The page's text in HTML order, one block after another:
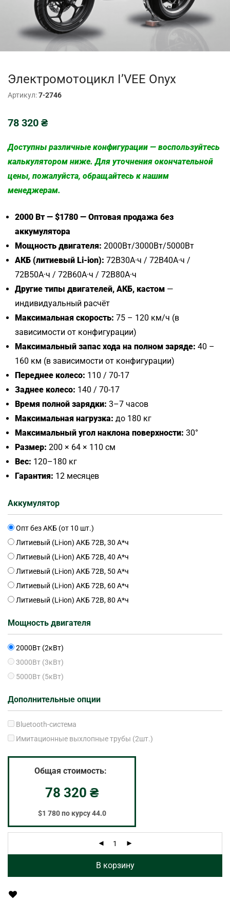
Электромотоцикл I’VEE Onyx
Артикул:7-2746
78 320 ₴
Доступны различные конфигурации — воспользуйтесь
калькулятором ниже. Для уточнения окончательной
цены, пожалуйста, обращайтесь к нашим
менеджерам.
2000 Вт — $1780 — Оптовая продажа без
аккумулятора
Мощность двигателя: 2000Вт/3000Вт/5000Вт
АКБ (литиевый Li-ion): 72В30А·ч / 72В40А·ч /
72В50А·ч / 72В60А·ч / 72В80А·ч
Другие типы двигателей, АКБ, кастом —
индивидуальный расчёт
Максимальная скорость: 75 – 120 км/ч (в
зависимости от конфигурации)
Максимальный запас хода на полном заряде: 40 –
160 км (в зависимости от конфигурации)
Переднее колесо: 110 / 70-17
Заднее колесо: 140 / 70-17
Время полной зарядки: 3–7 часов
Максимальная нагрузка: до 180 кг
Максимальный угол наклона поверхности: 30°
Размер: 200 × 64 × 110 см
Вес: 120–180 кг
Гарантия: 12 месяцев
Аккумулятор
Опт без АКБ (от 10 шт.)
Литиевый (Li-ion) АКБ 72В, 30 А*ч
Литиевый (Li-ion) АКБ 72В, 40 А*ч
Литиевый (Li-ion) АКБ 72В, 50 А*ч
Литиевый (Li-ion) АКБ 72В, 60 А*ч
Литиевый (Li-ion) АКБ 72В, 80 А*ч
Мощность двигателя
2000Вт (2кВт)
3000Вт (3кВт)
5000Вт (5кВт)
Дополнительные опции
Bluetooth-система
Имитационные выхлопные трубы (2шт.)
Общая стоимость:
78 320 ₴
$1 780 по курсу 44.0
В корзину